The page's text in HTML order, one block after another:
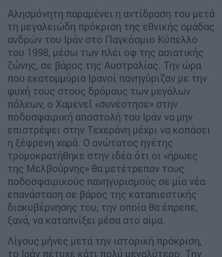
Αλησμόνητη παραμένει η αντίδραση του μετά
τη μεγαλειώδη πρόκριση της εθνικής ομάδας
ανδρών του Ιράν στο Παγκόσμιο Κύπελλο
του 1998, μέσω των πλέι οφ της ασιατικής
ζώνης, σε βάρος της Αυστραλίας. Την ώρα
που εκατομμύρια Ιρανοί πανηγύριζαν με την
ψυχή τους στους δρόμους των μεγάλων
πόλεων, ο Χαμενεΐ «συνέστησε» στην
ποδοσφαιρική αποστολή του Ιράν να μην
επιστρέψει στην Τεχεράνη μέχρι να κοπάσει
η ξέφρενη χαρά. Ο ανώτατος ηγέτης
τρομοκρατήθηκε στην ιδέα ότι οι «ήρωες
της Μελβούρνης» θα μετέτρεπαν τους
ποδοσφαιρικούς πανηγυρισμούς σε μία νέα
επανάσταση σε βάρος της καταπιεστικής
διακυβέρνησης του, την οποία θα έπρεπε,
ξανά, να καταπνίξει μέσα στο αίμα.
Λίγους μήνες μετά την ιστορική πρόκριση,
το Ιράν πέτυχε κάτι πολύ μεγαλύτερο. Την